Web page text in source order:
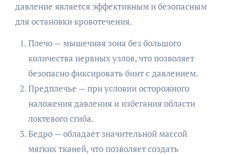
давление является эффективным и безопасным
для остановки кровотечения.
Плечо — мышечная зона без большого
количества нервных узлов, что позволяет
безопасно фиксировать бинт с давлением.
Предплечье — при условии осторожного
наложения давления и избегания области
локтевого сгиба.
Бедро — обладает значительной массой
мягких тканей, что позволяет создать